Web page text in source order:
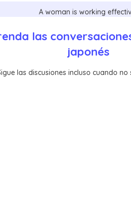
las
japonés
las discusiones incluso cuando no